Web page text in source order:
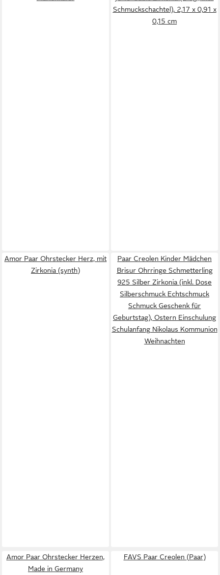
Schmuckschachtel), 2,17 x 0,91 x
0,15 cm
Amor Paar Ohrstecker Herz, mit
Zirkonia (synth)
Paar Creolen Kinder Mädchen
Brisur Ohrringe Schmetterling
925 Silber Zirkonia (inkl. Dose
Silberschmuck Echtschmuck
Schmuck Geschenk für
Geburtstag), Ostern Einschulung
Schulanfang Nikolaus Kommunion
Weihnachten
Amor Paar Ohrstecker Herzen,
Made in Germany
FAVS Paar Creolen (Paar)